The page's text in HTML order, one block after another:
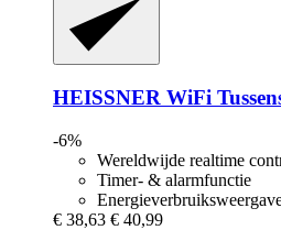
HEISSNER WiFi
-6%
Wereldwijde realtime
Timer- & alarmfunctie
€ 38,63 € 40,99